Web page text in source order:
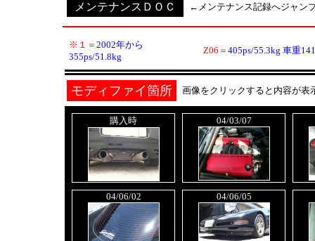
メンテナンスＤＯＣ ←メンテナンス記録へジャン
※１＝ 2002年から
355ps/51.8kg
Z06＝ 405ps/55.3kg 車重
モディファイ箇所 画像をクリックすると内容が表
購入時 04/03/07
04/06/02 04/06/05